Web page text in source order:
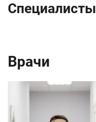
Специалисты
Врачи